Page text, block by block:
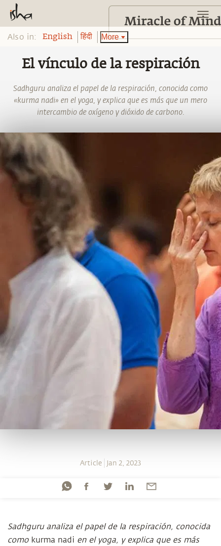
Also in: English हिंदी More
El vínculo de la respiración
Sadhguru analiza el papel de la respiración, conocida como
«kurma nadi» en el yoga, y explica que es más que un mero
intercambio de oxígeno y dióxido de carbono.
Article Jan 2, 2023
Sadhguru analiza el papel de la respiración, conocida
como kurma nadi en el yoga, y explica que es más